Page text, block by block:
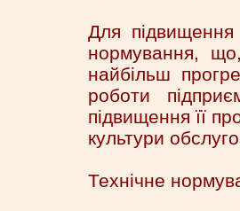
Для
нормування,
найбільш
роботи
підвищення її
культури
Технічне